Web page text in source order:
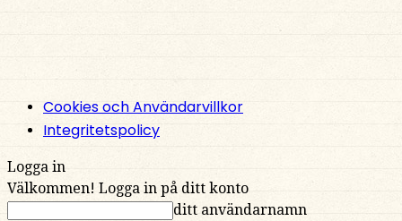
Cookies och Användarvillkor
Integritetspolicy
Logga in
Välkommen! Logga in på ditt konto
ditt användarnamn